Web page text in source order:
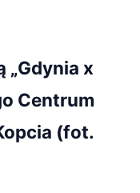
x
Centrum
(fot.